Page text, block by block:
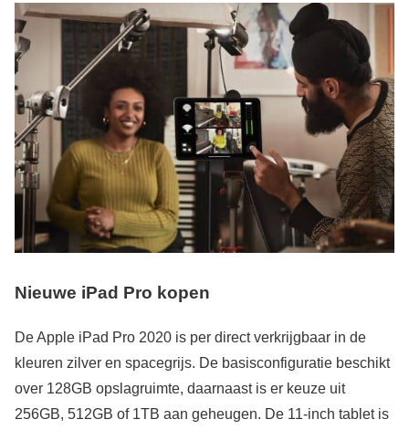
Nieuwe iPad Pro kopen
De Apple iPad Pro 2020 is per direct verkrijgbaar in de
kleuren zilver en spacegrijs. De basisconfiguratie beschikt
over 128GB opslagruimte, daarnaast is er keuze uit
256GB, 512GB of 1TB aan geheugen. De 11-inch tablet is